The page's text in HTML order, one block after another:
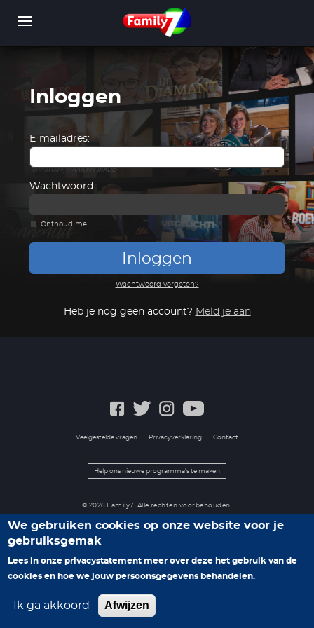
WORD LID INLOGGEN
Inloggen
E-mailadres:
Wachtwoord:
Onthoud me
Inloggen
Wachtwoord vergeten?
Heb je nog geen account? Meld je aan
Veelgestelde vragen Privacyverklaring Contact
Help ons nieuwe programma's te maken
© 2026 Family7. Alle rechten voorbehouden.
We gebruiken cookies op onze website voor je
gebruiksgemak
Lees in onze privacystatement meer over deze het gebruik van de
cookies en hoe we jouw persoonsgegevens behandelen.
Ik ga akkoord Afwijzen